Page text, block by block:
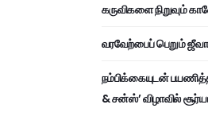
கருவிகளை நிறுவும்
வரவேற்பைப் பெறும்
நம்பிக்கையுடன்
& சன்ஸ்’ விழாவில்